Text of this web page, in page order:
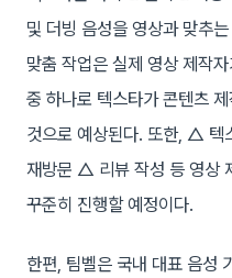
및 더빙 음성을 영상과 맞추
맞춤 작업은 실제 영상 제작
중 하나로 텍스타가 콘텐츠
것으로 예상된다. 또한, △
재방문 △ 리뷰 작성 등 영상
꾸준히 진행할 예정이다.
한편, 팀벨은 국내 대표 음성